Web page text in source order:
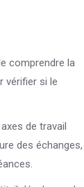
comprendre la
vérifier si le
de travail
des échanges,